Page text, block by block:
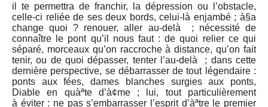
il te permettra de franchir, la dépression ou l’obstacle,
celle-ci reliée de ses deux bords, celui-là enjambé ; à§a
change quoi ? renouer, aller au-delà ; nécessité de
connaître le pont qu’il nous faut : de quoi relier ce qui
séparé, morceaux qu’on raccroche à distance, qu’on fait
tenir, ou de quoi dépasser, tenter l’au-delà ; dans cette
dernière perspective, se débarrasser de tout légendaire :
ponts aux fées, dames blanches surgies aux ponts,
Diable en quàªte d’à¢me ; lui, tout particulièrement
à éviter : ne pas s’embarrasser l’esprit d’àªtre le premier